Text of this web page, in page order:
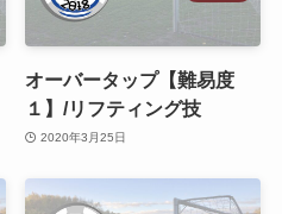
オーバータップ【難易度
１】/リフティング技
2020年3月25日